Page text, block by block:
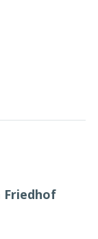
Friedhof